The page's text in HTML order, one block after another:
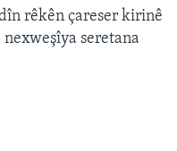
rêkên çareser kirinê
seretana